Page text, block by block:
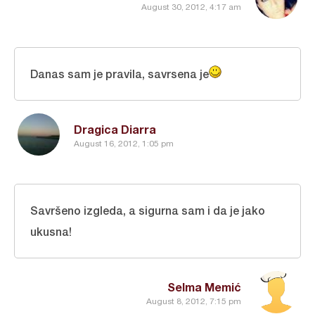
August 30, 2012, 4:17 am
Dragica Diarra
August 16, 2012, 1:05 pm
Danas sam je pravila, savrsena je
Selma Memić
August 8, 2012, 7:15 pm
Savršeno izgleda, a sigurna sam i da je jako
ukusna!